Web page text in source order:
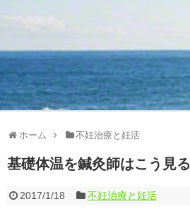
ホーム 不妊治療と妊活
基礎体温を鍼灸師はこう見る
2017/1/18 不妊治療と妊活